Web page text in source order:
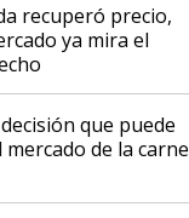
recuperó precio,
ya mira el
que puede
de la carne